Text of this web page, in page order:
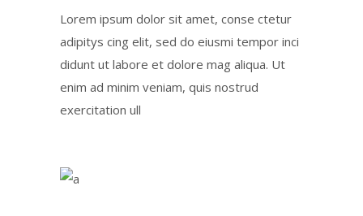
Lorem ipsum dolor sit amet, conse ctetur
adipitys cing elit, sed do eiusmi tempor inci
didunt ut labore et dolore mag aliqua. Ut
enim ad minim veniam, quis nostrud
exercitation ull